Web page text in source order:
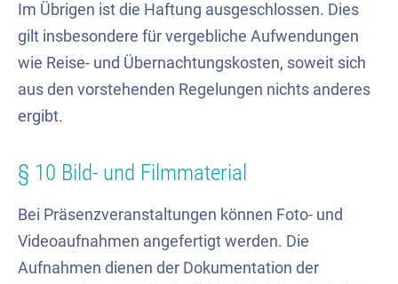
Im Übrigen ist die Haftung ausgeschlossen. Dies
gilt insbesondere für vergebliche Aufwendungen
wie Reise- und Übernachtungskosten, soweit sich
aus den vorstehenden Regelungen nichts anderes
ergibt.
§ 10 Bild- und Filmmaterial
Bei Präsenzveranstaltungen können Foto- und
Videoaufnahmen angefertigt werden. Die
Aufnahmen dienen der Dokumentation der